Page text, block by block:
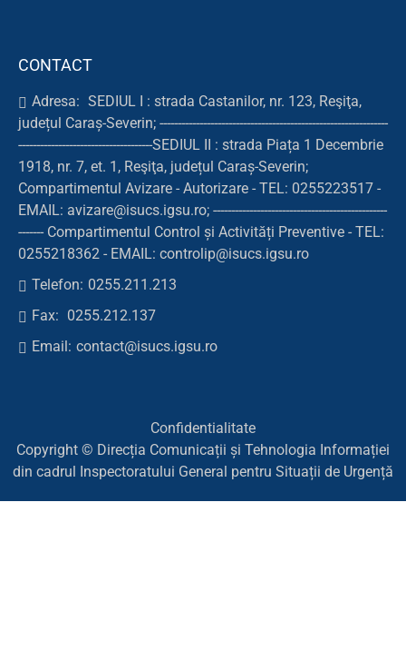
CONTACT
Adresa: SEDIUL I : strada Castanilor, nr. 123, Reşiţa,
județul Caraș-Severin; ---------------------------------------------------------------
-------------------------------------SEDIUL II : strada Piața 1 Decembrie
1918, nr. 7, et. 1, Reşiţa, județul Caraș-Severin;
Compartimentul Avizare - Autorizare - TEL: 0255223517 -
EMAIL: avizare@isucs.igsu.ro; ------------------------------------------------
------- Compartimentul Control și Activități Preventive - TEL:
0255218362 - EMAIL: controlip@isucs.igsu.ro
Telefon: 0255.211.213
Fax: 0255.212.137
Email: contact@isucs.igsu.ro
Confidentialitate
Copyright © Direcția Comunicații și Tehnologia Informației
din cadrul Inspectoratului General pentru Situații de Urgență